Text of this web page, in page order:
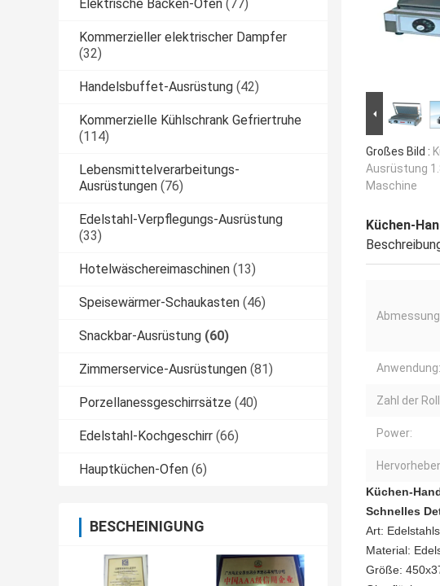
Elektrische Backen-Öfen (77)
Kommerzieller elektrischer Dampfer
(32)
Handelsbuffet-Ausrüstung (42)
Kommerzielle Kühlschrank Gefriertruhe
(114)
Lebensmittelverarbeitungs-
Ausrüstungen (76)
Edelstahl-Verpflegungs-Ausrüstung
(33)
Hotelwäschereimaschinen (13)
Speisewärmer-Schaukasten (46)
Snackbar-Ausrüstung (60)
Zimmerservice-Ausrüstungen (81)
Porzellanessgeschirrsätze (40)
Edelstahl-Kochgeschirr (66)
Hauptküchen-Ofen (6)
BESCHEINIGUNG
Großes Bild :
Ausrüstung
Maschine
Küchen-
Anwendung:
Zahl der
Power:
Küchen-
Schnelles
Art:
Material:
Größe: